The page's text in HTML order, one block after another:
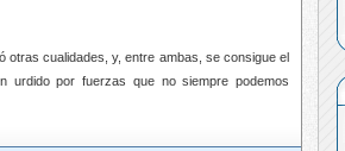
otras cualidades, y, entre ambas, se consigue el
urdido por fuerzas que no siempre podemos